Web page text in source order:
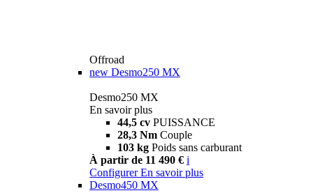
Offroad
new Desmo250 MX
Desmo250 MX
En savoir plus
44,5 cv PUISSANCE
28,3 Nm Couple
103 kg Poids sans carburant
À partir de 11 490 € i
Configurer En savoir plus
Desmo450 MX